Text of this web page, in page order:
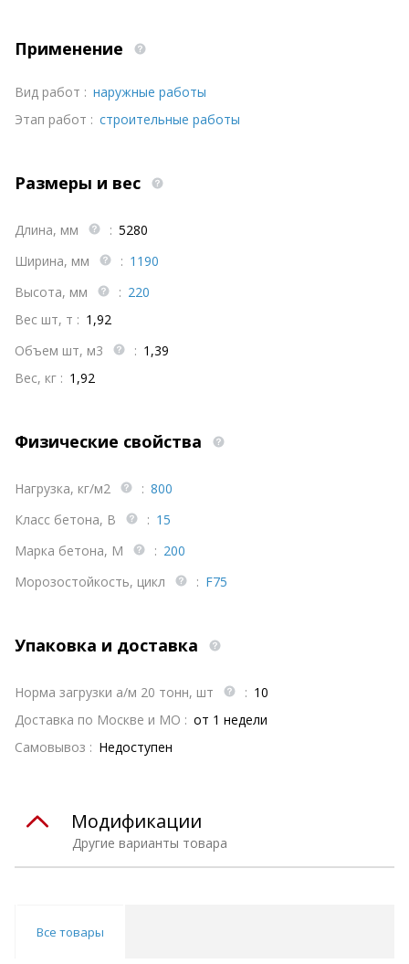
Применение
Вид работ : наружные работы
Этап работ : строительные работы
Размеры и вес
Длина, мм : 5280
Ширина, мм
: 1190
Высота, мм
: 220
Вес шт, т : 1,92
Объем шт, м3
: 1,39
Вес, кг : 1,92
Физические свойства
Нагрузка, кг/м2 : 800
Класс бетона, В
: 15
Марка бетона, М
: 200
Морозостойкость, цикл
: F75
Упаковка и доставка
Норма загрузки а/м 20 тонн, шт : 10
Доставка по Москве и МО : от 1 недели
Самовывоз : Недоступен
Другие варианты товара
Модификации
Все товары